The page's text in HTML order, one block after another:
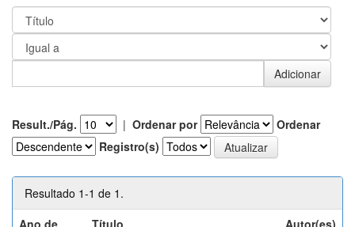
Result./Pág. | Ordenar por
Ordenar
Registro(s)
Resultado 1-1 de 1.
Ano de
Título Autor(es)